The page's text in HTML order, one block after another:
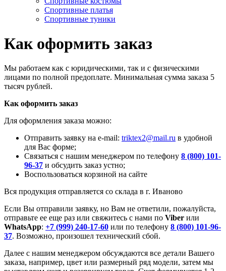
Спортивные платья
Спортивные туники
Как оформить заказ
Мы работаем как с юридическими, так и с физическими
лицами по полной предоплате. Минимальная сумма заказа 5
тысяч рублей.
Как оформить заказ
Для оформления заказа можно:
Отправить заявку на e-mail: triktex2@mail.ru в удобной
для Вас форме;
Связаться с нашим менеджером по телефону 8 (800) 101-
96-37 и обсудить заказ устно;
Воспользоваться корзиной на сайте
Вся продукция отправляется со склада в г. Иваново
Если Вы отправили заявку, но Вам не ответили, пожалуйста,
отправьте ее еще раз или свяжитесь с нами по Viber или
WhatsApp: +7 (999) 240-17-60 или по телефону 8 (800) 101-96-
37. Возможно, произошел технический сбой.
Далее с нашим менеджером обсуждаются все детали Вашего
заказа, например, цвет или размерный ряд модели, затем мы